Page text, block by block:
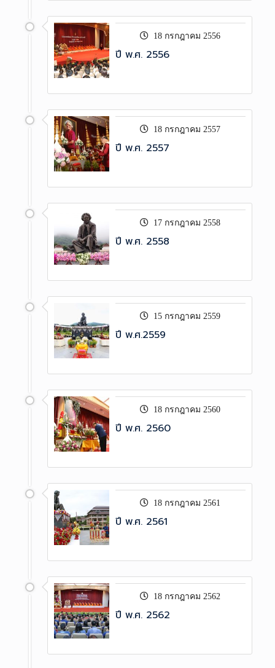
18 กรกฎาคม 2556
ปี พ.ศ. 2556
18 กรกฎาคม 2557
ปี พ.ศ. 2557
17 กรกฎาคม 2558
ปี พ.ศ. 2558
15 กรกฎาคม 2559
ปี พ.ศ.2559
18 กรกฎาคม 2560
ปี พ.ศ. 2560
18 กรกฎาคม 2561
ปี พ.ศ. 2561
18 กรกฎาคม 2562
ปี พ.ศ. 2562